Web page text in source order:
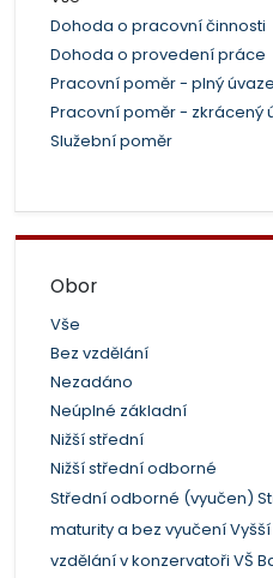
Dohoda o pracovní činnosti
Dohoda o provedení práce
Pracovní poměr - plný
Pracovní poměr - zkrácený
Služební poměr
Obor
Vše
Bez vzdělání
Nezadáno
Neúplné základní
Nižší střední
Nižší střední odborné
Střední odborné (vyučen)
maturity a bez vyučení
vzdělání v konzervatoři VŠ